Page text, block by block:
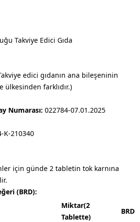
Takviye Edici Gıda
edici gıdanın ana bileşeninin
farklıdır.)
Numarası: 022784-07.01.2025
K-210340
için günde 2 tabletin tok karnına
(BRD):
Miktar(2
Tablette)
BRD